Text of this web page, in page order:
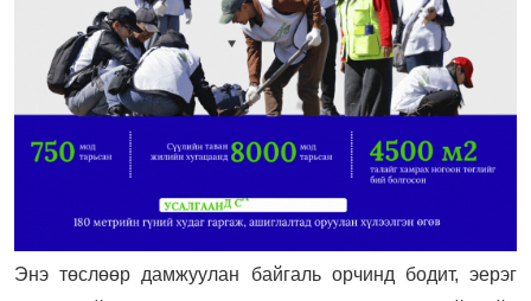
Энэ төслөөр дамжуулан байгаль орчинд бодит, эерэг